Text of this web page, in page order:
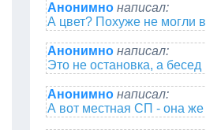
Анонимно написал:
А цвет? Похуже не могли в
Анонимно написал:
Это не остановка, а бесед
Анонимно написал:
А вот местная СП - она же